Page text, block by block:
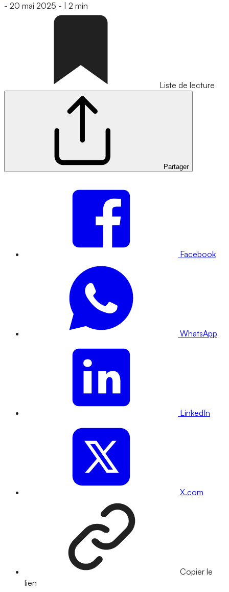
- 20 mai 2025 - 2 min
Liste de lecture
Partager
Facebook
WhatsApp
LinkedIn
X.com
Copier le
lien